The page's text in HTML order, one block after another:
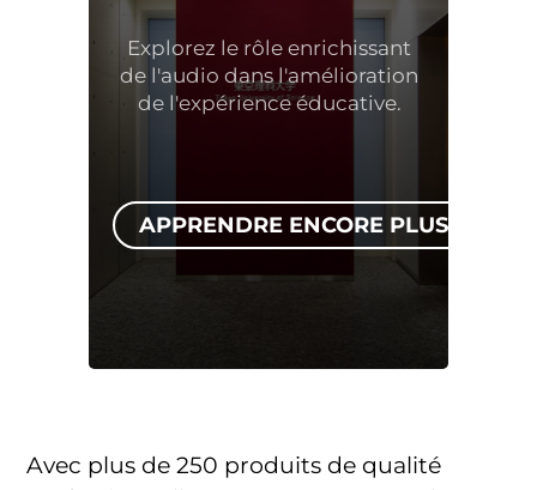
Explorez le rôle enrichissant
de l'audio dans l'amélioration
de l'expérience éducative.
APPRENDRE ENCORE PLUS
Avec plus de 250 produits de qualité